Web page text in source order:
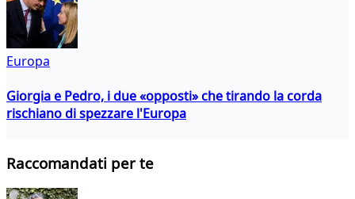
Europa
Giorgia e Pedro, i due «opposti» che tirando la corda
rischiano di spezzare l'Europa
Raccomandati per te